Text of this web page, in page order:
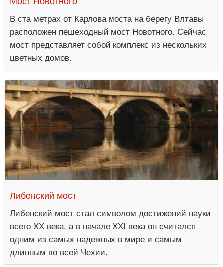
В ста метрах от Карлова моста на берегу Влтавы
расположен пешеходный мост Новотного. Сейчас
мост представляет собой комплекс из нескольких
цветных домов.
Либенский мост
Либенский мост стал символом достижений науки
всего ХХ века, а в начале ХХI века он считался
одним из самых надежных в мире и самым
длинным во всей Чехии.